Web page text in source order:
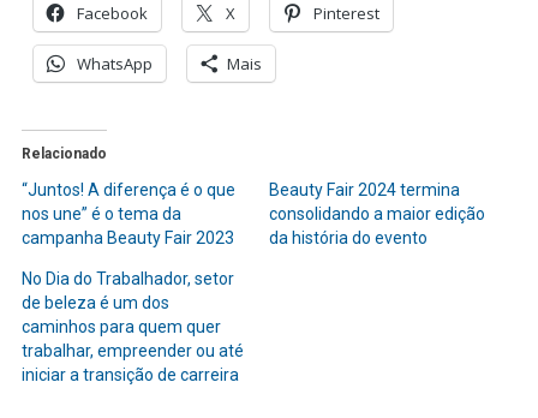
Facebook X Pinterest
WhatsApp Mais
Relacionado
“Juntos! A diferença é o que
nos une” é o tema da
campanha Beauty Fair 2023
Beauty Fair 2024 termina
consolidando a maior edição
da história do evento
No Dia do Trabalhador, setor
de beleza é um dos
caminhos para quem quer
trabalhar, empreender ou até
iniciar a transição de carreira